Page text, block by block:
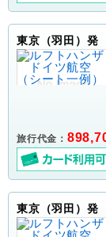
東京（羽田）発
旅行代金：
東京（羽田）発